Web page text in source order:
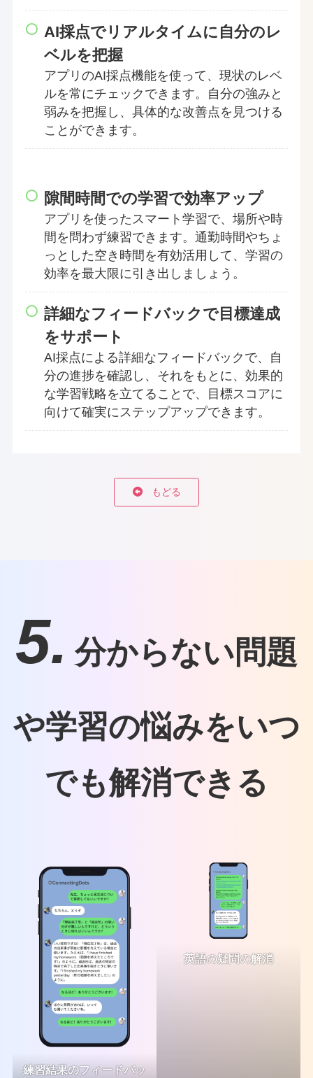
AI採点でリアルタイムに自分のレ
ベルを把握
アプリのAI採点機能を使って、現状のレベ
ルを常にチェックできます。自分の強みと
弱みを把握し、具体的な改善点を見つける
ことができます。
隙間時間での学習で効率アップ
アプリを使ったスマート学習で、場所や時
間を問わず練習できます。通勤時間やちょ
っとした空き時間を有効活用して、学習の
効率を最大限に引き出しましょう。
詳細なフィードバックで目標達成
をサポート
AI採点による詳細なフィードバックで、自
分の進捗を確認し、それをもとに、効果的
な学習戦略を立てることで、目標スコアに
向けて確実にステップアップできます。
もどる
5. 分からない問題
や学習の悩みをいつ
でも解消できる
練習結果のフィードバッ
英語の疑問の解消